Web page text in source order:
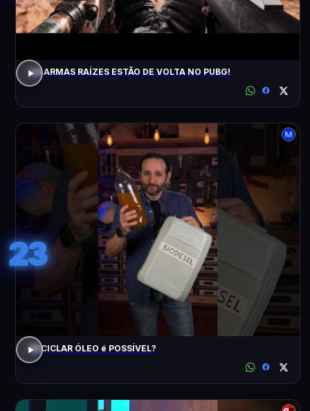
AS ARMAS RAÍZES ESTÃO DE VOLTA NO PUBG!
23
RECICLAR ÓLEO é POSSÍVEL?